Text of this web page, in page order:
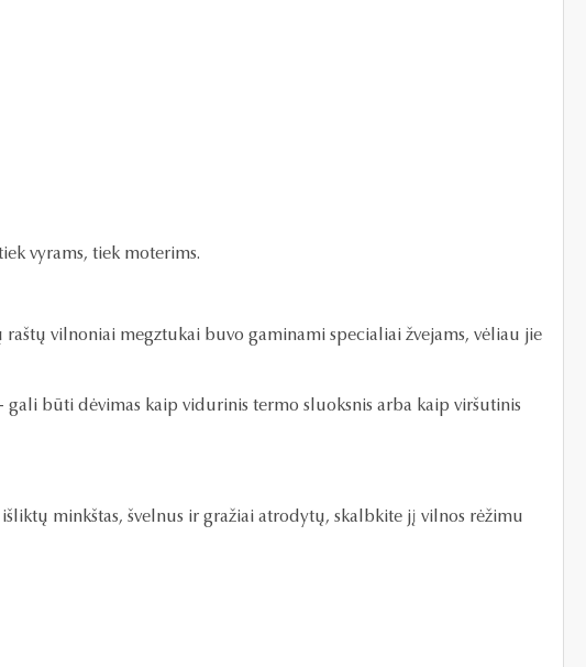
vyrams, tiek moterims.
vilnoniai megztukai buvo gaminami specialiai žvejams, vėliau jie
būti dėvimas kaip vidurinis termo sluoksnis arba kaip viršutinis
minkštas, švelnus ir gražiai atrodytų, skalbkite jį vilnos rėžimu